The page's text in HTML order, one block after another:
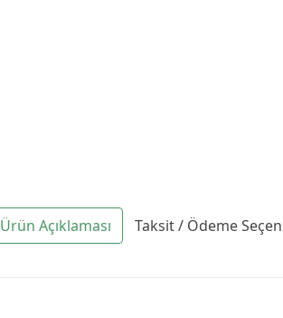
Ürün Açıklaması Taksit / Ödeme